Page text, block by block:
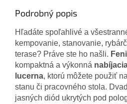
Podrobný popis
Hľadáte spoľahlivé a
kempovanie, stanovanie,
terase? Práve ste ho našli.
kompaktná a výkonná
lucerna, ktorú môžete použiť
stanu či pracovného stola.
jasných diód ukrytých pod